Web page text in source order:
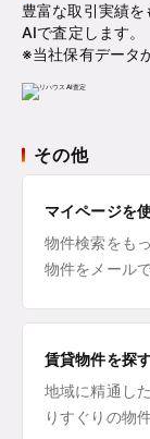
豊富な取引実績
AIで査定します。
※当社保有データ
その他
マイページを
物件検索をも
物件をメール
賃貸物件を探
地域に精通し
りすぐりの物